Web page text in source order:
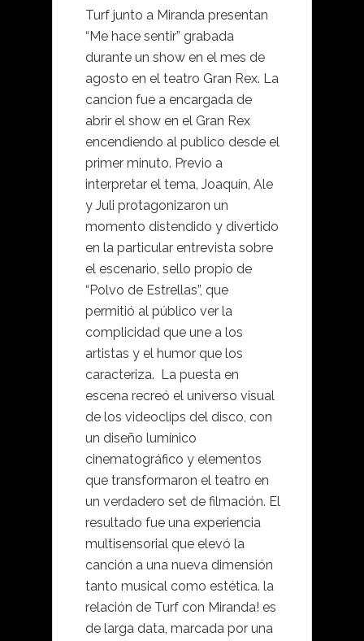
Turf junto a Miranda presentan
“Me hace sentir” grabada
durante un show en el mes de
agosto en el teatro Gran Rex. La
cancion fue a encargada de
abrir el show en el Gran Rex
encendiendo al publico desde el
primer minuto. Previo a
interpretar el tema, Joaquín, Ale
y Juli protagonizaron un
momento distendido y divertido
en la particular entrevista sobre
el escenario, sello propio de
“Polvo de Estrellas”, que
permitió al público ver la
complicidad que une a los
artistas y el humor que los
caracteriza. La puesta en
escena recreó el universo visual
de los videoclips del disco, con
un diseño lumínico
cinematográfico y elementos
que transformaron el teatro en
un verdadero set de filmación. El
resultado fue una experiencia
multisensorial que elevó la
canción a una nueva dimensión
tanto musical como estética. la
relación de Turf con Miranda! es
de larga data, marcada por una